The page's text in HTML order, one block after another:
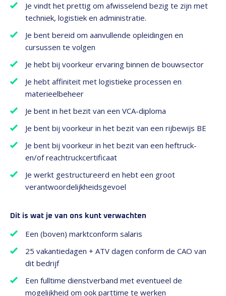
Je vindt het prettig om afwisselend bezig te zijn met
techniek, logistiek en administratie.
Je bent bereid om aanvullende opleidingen en
cursussen te volgen
Je hebt bij voorkeur ervaring binnen de bouwsector
Je hebt affiniteit met logistieke processen en
materieelbeheer
Je bent in het bezit van een VCA-diploma
Je bent bij voorkeur in het bezit van een rijbewijs BE
Je bent bij voorkeur in het bezit van een heftruck-
en/of reachtruckcertificaat
Je werkt gestructureerd en hebt een groot
verantwoordelijkheidsgevoel
Dit is wat je van ons kunt verwachten
Een (boven) marktconform salaris
25 vakantiedagen + ATV dagen conform de CAO van
dit bedrijf
Een fulltime dienstverband met eventueel de
mogelijkheid om ook parttime te werken